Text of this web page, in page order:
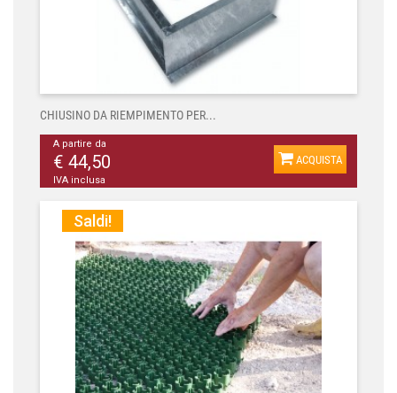
CHIUSINO DA RIEMPIMENTO PER...
A partire da
€ 44,50
IVA inclusa
ACQUISTA
Saldi!